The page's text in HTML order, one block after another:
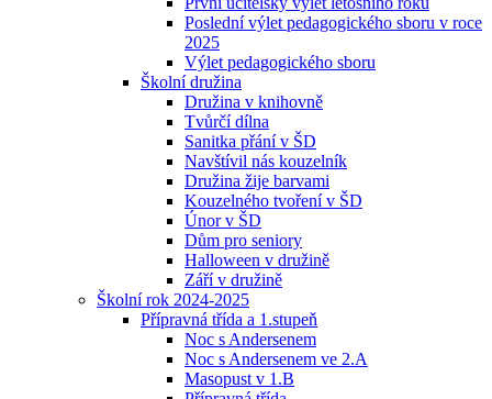
Poslední výlet pedagogického sboru v roce
2025
Výlet pedagogického sboru
Školní družina
Družina v knihovně
Tvůrčí dílna
Sanitka přání v ŠD
Navštívil nás kouzelník
Družina žije barvami
Kouzelného tvoření v ŠD
Únor v ŠD
Dům pro seniory
Halloween v družině
Září v družině
Školní rok 2024-2025
Přípravná třída a 1.stupeň
Noc s Andersenem
Noc s Andersenem ve 2.A
Masopust v 1.B